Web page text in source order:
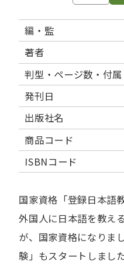
編・監
著者
判型・ページ数・付属
発刊日
出版社名
商品コード
ISBNコード
国家資格「登録日本語
外国人に日本語を教え
が、国家資格になりま
験」もスタートしました